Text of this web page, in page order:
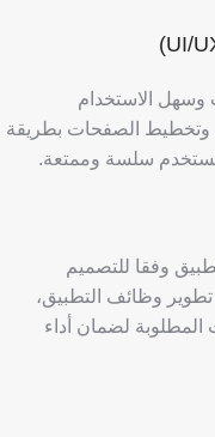
وسهل الاستخدام
وتخطيط الصفحات بطريقة
سلسة وممتعة.
وفقا للتصميم
وظائف التطبيق،
المطلوبة لضمان أداء